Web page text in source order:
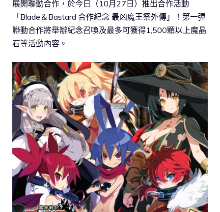
展開聯動合作，於今日（10月27日）推出合作活動
「Blade＆Bastard 合作紀念 最凶魔王祭外傳」！第一彈
聯動合作將舉辦紀念召喚及最多可獲得1,500顆以上魔晶
石等活動內容。